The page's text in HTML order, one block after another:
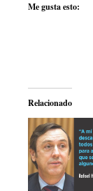
Me gusta esto:
Relacionado